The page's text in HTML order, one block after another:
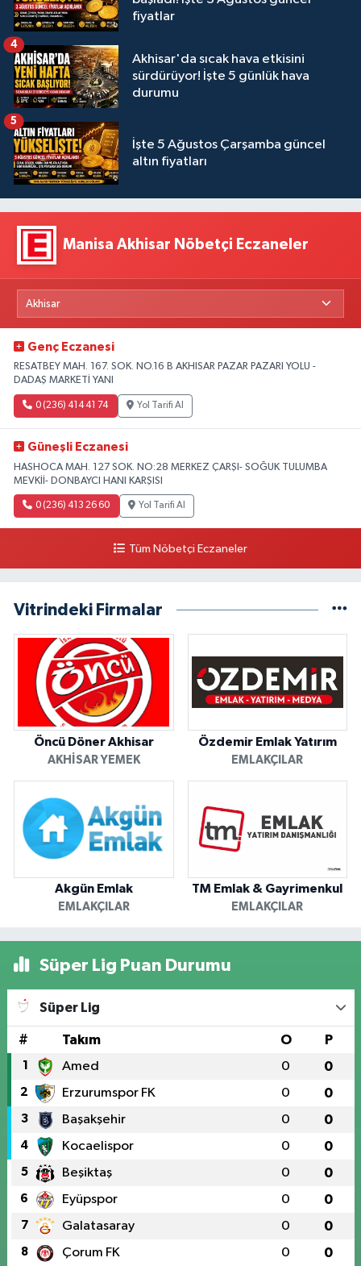
fiyatlar
Akhisar'da sıcak hava etkisini
sürdürüyor! İşte 5 günlük hava
durumu
4
İşte 5 Ağustos Çarşamba güncel
altın fiyatları
5
Manisa Akhisar Nöbetçi Eczaneler
Genç Eczanesi
RESATBEY MAH. 167. SOK. NO.16 B AKHISAR PAZAR PAZARI YOLU -
DADAŞ MARKETİ YANI
0 (236) 414 41 74 Yol Tarifi Al
Güneşli Eczanesi
HASHOCA MAH. 127 SOK. NO:28 MERKEZ ÇARŞI- SOĞUK TULUMBA
MEVKİİ- DONBAYCI HANI KARŞISI
0 (236) 413 26 60 Yol Tarifi Al
Tüm Nöbetçi Eczaneler
Vitrindeki Firmalar
Öncü Döner Akhisar
AKHISAR YEMEK
Özdemir Emlak Yatırım
EMLAKÇILAR
Akgün Emlak
EMLAKÇILAR
TM Emlak & Gayrimenkul
EMLAKÇILAR
Süper Lig Puan Durumu
Süper Lig
# Takım O P
1 Amed 0 0
2 Erzurumspor FK 0 0
3 Başakşehir 0 0
4 Kocaelispor 0 0
5 Beşiktaş 0 0
6 Eyüpspor 0 0
7 Galatasaray 0 0
8 Çorum FK 0 0